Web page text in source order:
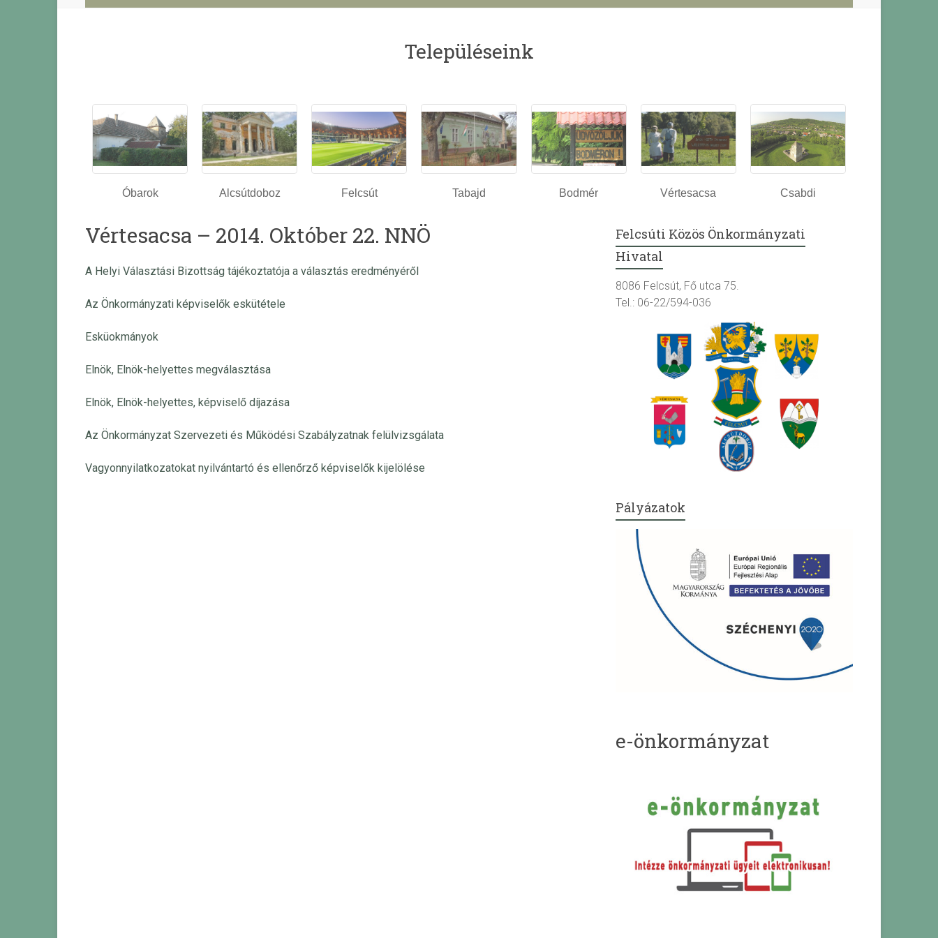
Településeink
Óbarok Alcsútdoboz Felcsút Tabajd Bodmér Vértesacsa Csabdi
Vértesacsa – 2014. Október 22. NNÖ
A Helyi Választási Bizottság tájékoztatója a választás eredményéről
Az Önkormányzati képviselők eskütétele
Esküokmányok
Elnök, Elnök-helyettes megválasztása
Elnök, Elnök-helyettes, képviselő díjazása
Az Önkormányzat Szervezeti és Működési Szabályzatnak felülvizsgálata
Vagyonnyilatkozatokat nyilvántartó és ellenőrző képviselők kijelölése
Felcsúti Közös Önkormányzati
Hivatal
8086 Felcsút, Fő utca 75.
Tel.: 06-22/594-036
Pályázatok
e-önkormányzat